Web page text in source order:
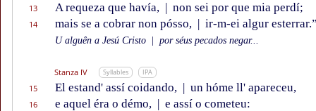
13 A requeza que havía, | non sei por que mia perdí;
14 mais se a cobrar non pósso, | ir-m-ei algur
U alguên a Jesú Cristo por séus pecados negar...
Stanza IV Syllables IPA
15 El estand' assí coidando, | un hóme ll' apareceu,
16 e aquel éra o démo, | e assí o cometeu: